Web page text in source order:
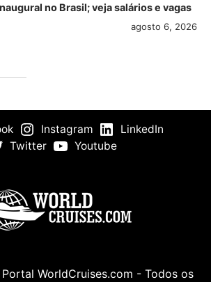
no Brasil; veja salários e vagas
agosto 6, 2026
Instagram
LinkedIn
Twitter
Youtube
WorldCruises.com - Todos os